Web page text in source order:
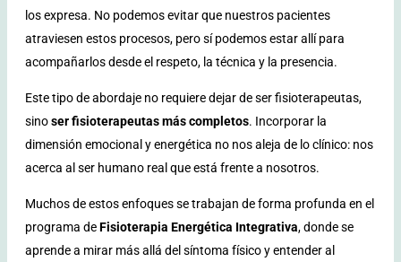
los expresa. No podemos evitar que nuestros pacientes
atraviesen estos procesos, pero sí podemos estar allí para
acompañarlos desde el respeto, la técnica y la presencia.
Este tipo de abordaje no requiere dejar de ser fisioterapeutas,
sinoser fisioterapeutas más completos. Incorporar la
dimensión emocional y energética no nos aleja de lo clínico: nos
acerca al ser humano real que está frente a nosotros.
Muchos de estos enfoques se trabajan de forma profunda en el
programa deFisioterapia Energética Integrativa, donde se
aprende a mirar más allá del síntoma físico y entender al